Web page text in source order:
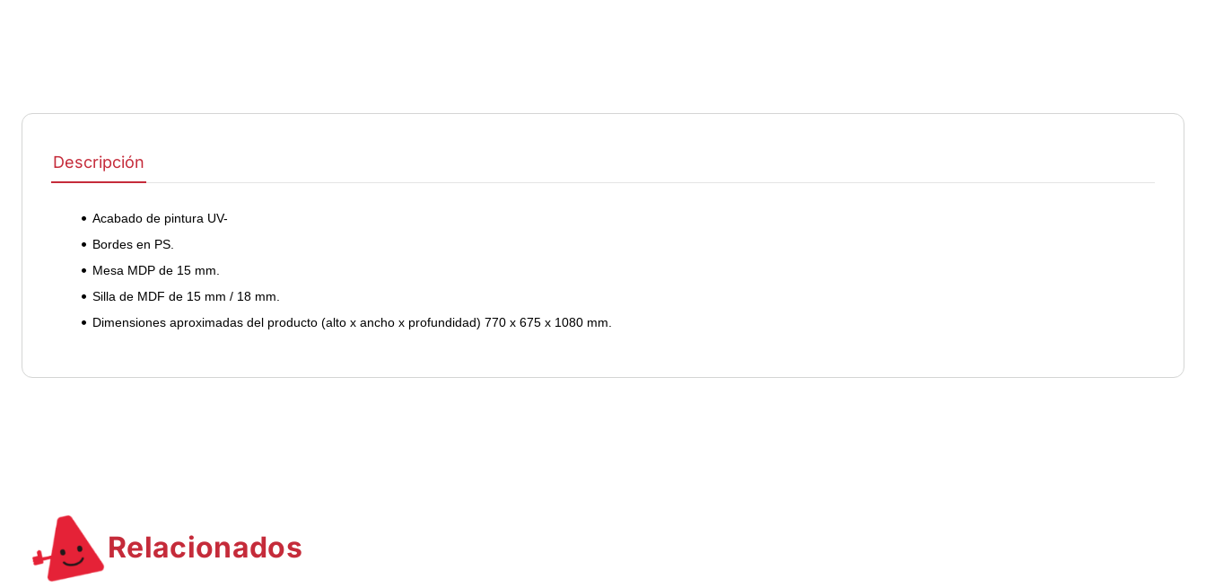
Descripción
• Acabado de pintura UV-
• Bordes en PS.
• Mesa MDP de 15 mm.
• Silla de MDF de 15 mm / 18 mm.
• Dimensiones aproximadas del producto (alto x ancho x profundidad) 770 x 675 x 1080 mm.
Relacionados